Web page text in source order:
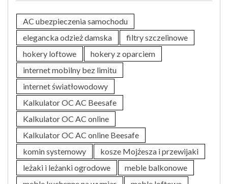
AC ubezpieczenia samochodu
elegancka odzież damska
filtry szczelinowe
hokery loftowe
hokery z oparciem
internet mobilny bez limitu
internet światłowodowy
Kalkulator OC AC Beesafe
Kalkulator OC AC online
Kalkulator OC AC online Beesafe
komin systemowy
kosze Mojżesza i przewijaki
leżaki i leżanki ogrodowe
meble balkonowe